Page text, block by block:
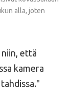
alla, joten
että
kamera